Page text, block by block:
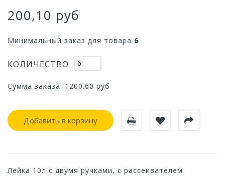
200,10 руб
Минимальный заказ для товара 6
КОЛИЧЕСТВО
Сумма заказа: 1200.60 руб
Добавить в корзину
Лейка 10л с двумя ручками, с рассеивателем